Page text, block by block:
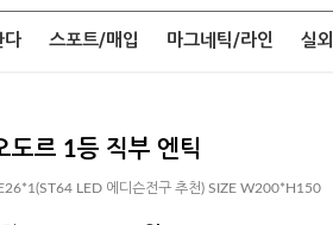
다 스포트/매입 마그네틱/라인 실외
도르 1등 직부 엔틱
LED 에디슨전구 추천) SIZE W200*H150